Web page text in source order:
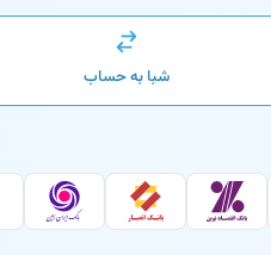
شبا به حساب